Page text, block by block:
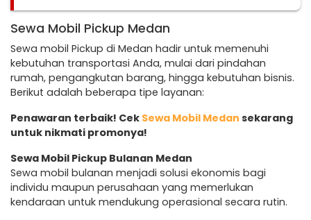
Sewa Mobil Pickup Medan
Sewa mobil Pickup di Medan hadir untuk memenuhi
kebutuhan transportasi Anda, mulai dari pindahan
rumah, pengangkutan barang, hingga kebutuhan bisnis.
Berikut adalah beberapa tipe layanan:
Penawaran terbaik! Cek Sewa Mobil Medan sekarang
untuk nikmati promonya!
Sewa Mobil Pickup Bulanan Medan
Sewa mobil bulanan menjadi solusi ekonomis bagi
individu maupun perusahaan yang memerlukan
kendaraan untuk mendukung operasional secara rutin.